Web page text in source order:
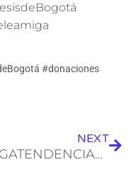
#donaciones
NEXT
MEGATENDENCIAS EN SOSTENIBILIDAD